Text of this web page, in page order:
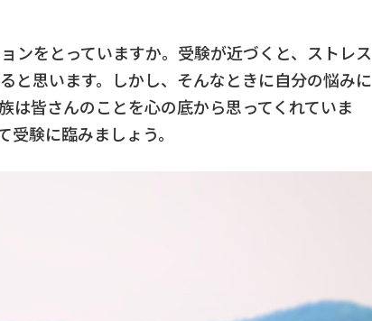
ンをとっていますか。受験が近づくと、ストレス
と思います。しかし、そんなときに自分の悩みに
は皆さんのことを心の底から思ってくれていま
験に臨みましょう。